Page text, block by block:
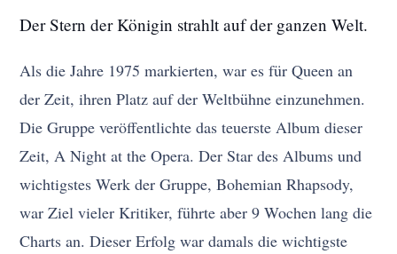
Der Stern der Königin strahlt auf der ganzen Welt.
Als die Jahre 1975 markierten, war es für Queen an
der Zeit, ihren Platz auf der Weltbühne einzunehmen.
Die Gruppe veröffentlichte das teuerste Album dieser
Zeit, A Night at the Opera. Der Star des Albums und
wichtigstes Werk der Gruppe, Bohemian Rhapsody,
war Ziel vieler Kritiker, führte aber 9 Wochen lang die
Charts an. Dieser Erfolg war damals die wichtigste